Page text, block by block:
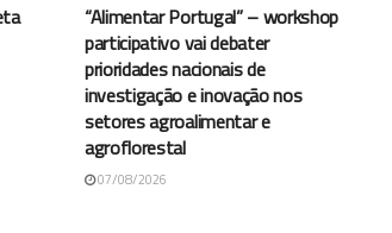
“Alimentar Portugal” – workshop
participativo vai debater
prioridades nacionais de
investigação e inovação nos
setores agroalimentar e
agroflorestal
07/08/2026